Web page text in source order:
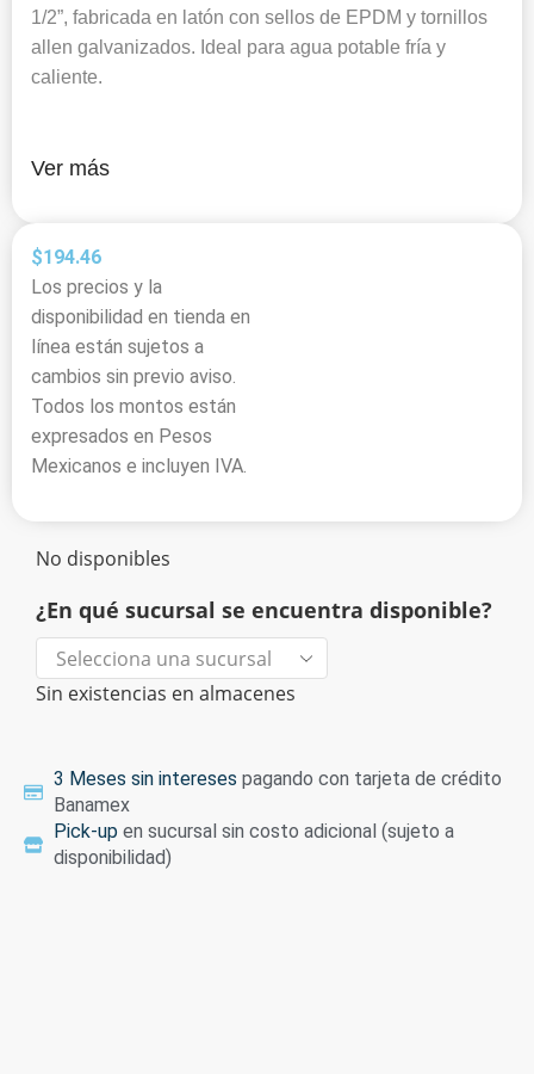
1/2”, fabricada en latón con sellos de EPDM y tornillos
allen galvanizados. Ideal para agua potable fría y
caliente.
Ver más
$194.46
Los precios y la
disponibilidad en tienda en
línea están sujetos a
cambios sin previo aviso.
Todos los montos están
expresados en Pesos
Mexicanos e incluyen IVA.
No disponibles
¿En qué sucursal se encuentra disponible?
Sin existencias en almacenes
3 Meses sin intereses pagando con tarjeta de crédito
Banamex
Pick-up en sucursal sin costo adicional (sujeto a
disponibilidad)